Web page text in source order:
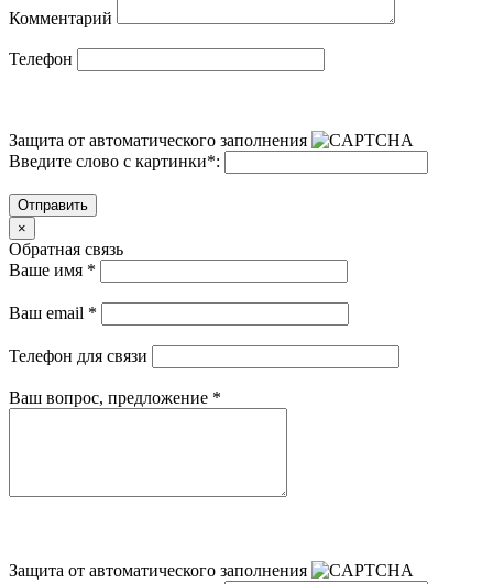
Комментарий
Телефон
Защита от автоматического заполнения
Введите слово с картинки*:
Отправить
×
Обратная связь
Ваше имя *
Ваш email *
Телефон для связи
Ваш вопрос, предложение *
Защита от автоматического заполнения